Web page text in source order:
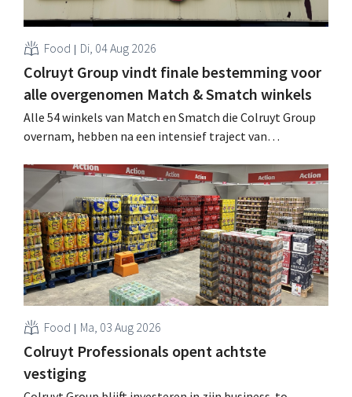
Food Di, 04 Aug 2026
Colruyt Group vindt finale bestemming voor
alle overgenomen Match & Smatch winkels
Alle 54 winkels van Match en Smatch die Colruyt Group
overnam, hebben na een intensief traject van
Al is die bestemming voor sommige panden een sluiting.
Food Ma, 03 Aug 2026
Colruyt Professionals opent achtste
vestiging